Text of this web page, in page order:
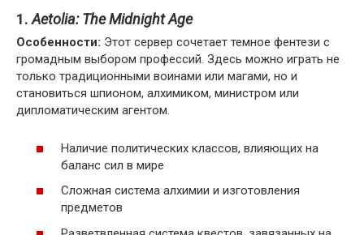
1.Aetolia: The Midnight Age
Особенности: Этот сервер сочетает темное фентези с
громадным выбором профессий. Здесь можно играть не
только традиционными воинами или магами, но и
становиться шпионом, алхимиком, министром или
дипломатическим агентом.
Наличие политических классов, влияющих на
баланс сил в мире
Сложная система алхимии и изготовления
предметов